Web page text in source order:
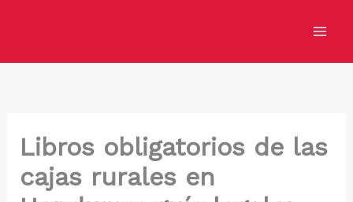
Libros obligatorios de las
cajas rurales en